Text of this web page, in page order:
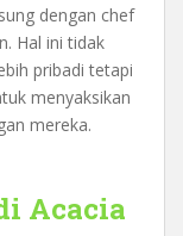
dengan chef
Hal ini tidak
pribadi tetapi
menyaksikan
mereka.
Acacia